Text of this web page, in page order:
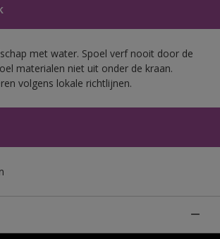
met water. Spoel verf nooit door de
materialen niet uit onder de kraan.
volgens lokale richtlijnen.